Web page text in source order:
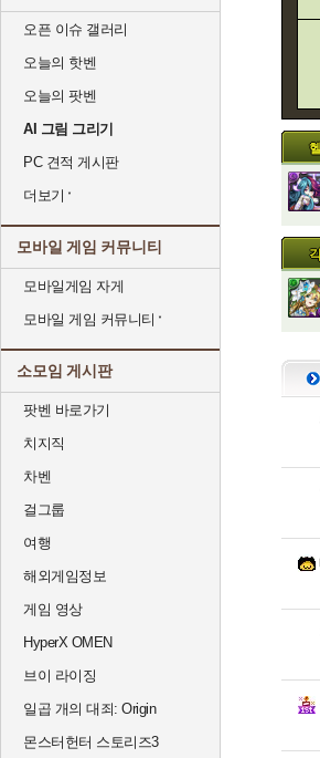
오픈 이슈 갤러리
오늘의 핫벤
오늘의 팟벤
AI 그림 그리기
PC 견적 게시판
더보기
모바일 게임 커뮤니티
모바일게임 자게
모바일 게임 커뮤니티
소모임 게시판
팟벤 바로가기
치지직
차벤
걸그룹
여행
해외게임정보
게임 영상
HyperX OMEN
브이 라이징
일곱 개의 대죄: Origin
몬스터헌터 스토리즈3